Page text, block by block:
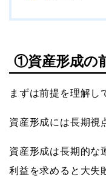
①資産形成の
まずは前提を理解し
資産形成には長期視
資産形成は長期的な
利益を求めると大失